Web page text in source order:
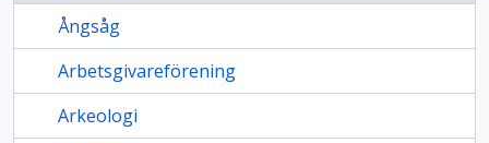
Ångsåg
Arbetsgivareförening
Arkeologi